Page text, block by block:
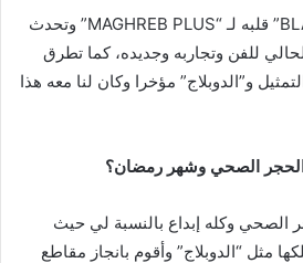
فتح الفنان “BLACK OUDINI” قلبه لـ “MAGHREB PLUS” وتحدث
للفن وتجاربه وجديده، كما تطرق
و”الدوبلاج” مؤخرا وكان لنا معه هذا
الصحي وشهر رمضان؟
الصحي وكله إبداع بالنسبة لي حيث
مثل “الدوبلاج” وأقوم بانجاز مقاطع